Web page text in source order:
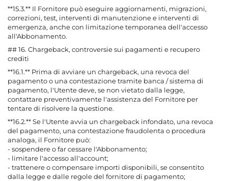
**15.3.** Il Fornitore può eseguire aggiornamenti, migrazioni,
correzioni, test, interventi di manutenzione e interventi di
emergenza, anche con limitazione temporanea dell'accesso
all'Abbonamento.
## 16. Chargeback, controversie sui pagamenti e recupero
crediti
**16.1.** Prima di avviare un chargeback, una revoca del
pagamento o una contestazione tramite banca / sistema di
pagamento, l'Utente deve, se non vietato dalla legge,
contattare preventivamente l'assistenza del Fornitore per
tentare di risolvere la questione.
**16.2.** Se l'Utente avvia un chargeback infondato, una revoca
del pagamento, una contestazione fraudolenta o procedura
analoga, il Fornitore può:
- sospendere o far cessare l'Abbonamento;
- limitare l'accesso all'account;
- trattenere o compensare importi disponibili, se consentito
dalla legge e dalle regole del fornitore di pagamento;